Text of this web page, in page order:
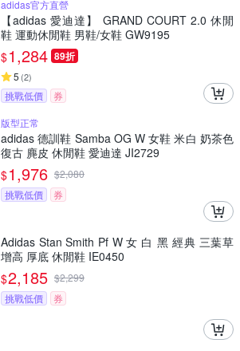
adidas官方直營
【adidas 愛迪達】 GRAND COURT 2.0 休閒
鞋 運動休閒鞋 男鞋/女鞋 GW9195
$1,284 89折
5 (2)
挑戰低價
券
版型正常
adidas 德訓鞋 Samba OG W 女鞋 米白 奶茶色
復古 麂皮 休閒鞋 愛迪達 JI2729
$1,976 $2,080
挑戰低價
券
Adidas Stan Smith Pf W 女 白 黑 經典 三葉草
增高 厚底 休閒鞋 IE0450
$2,185 $2,299
挑戰低價
券